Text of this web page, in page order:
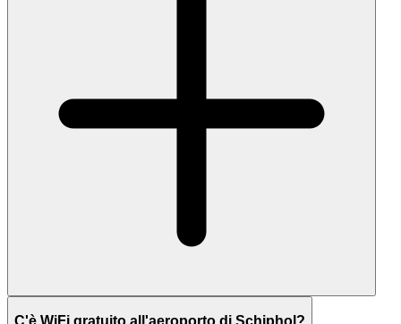
C'è WiFi gratuito all'aeroporto di Schiphol?